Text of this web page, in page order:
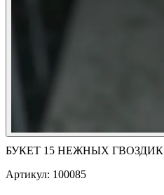
БУКЕТ 15 НЕЖНЫХ ГВОЗДИК
Артикул: 100085